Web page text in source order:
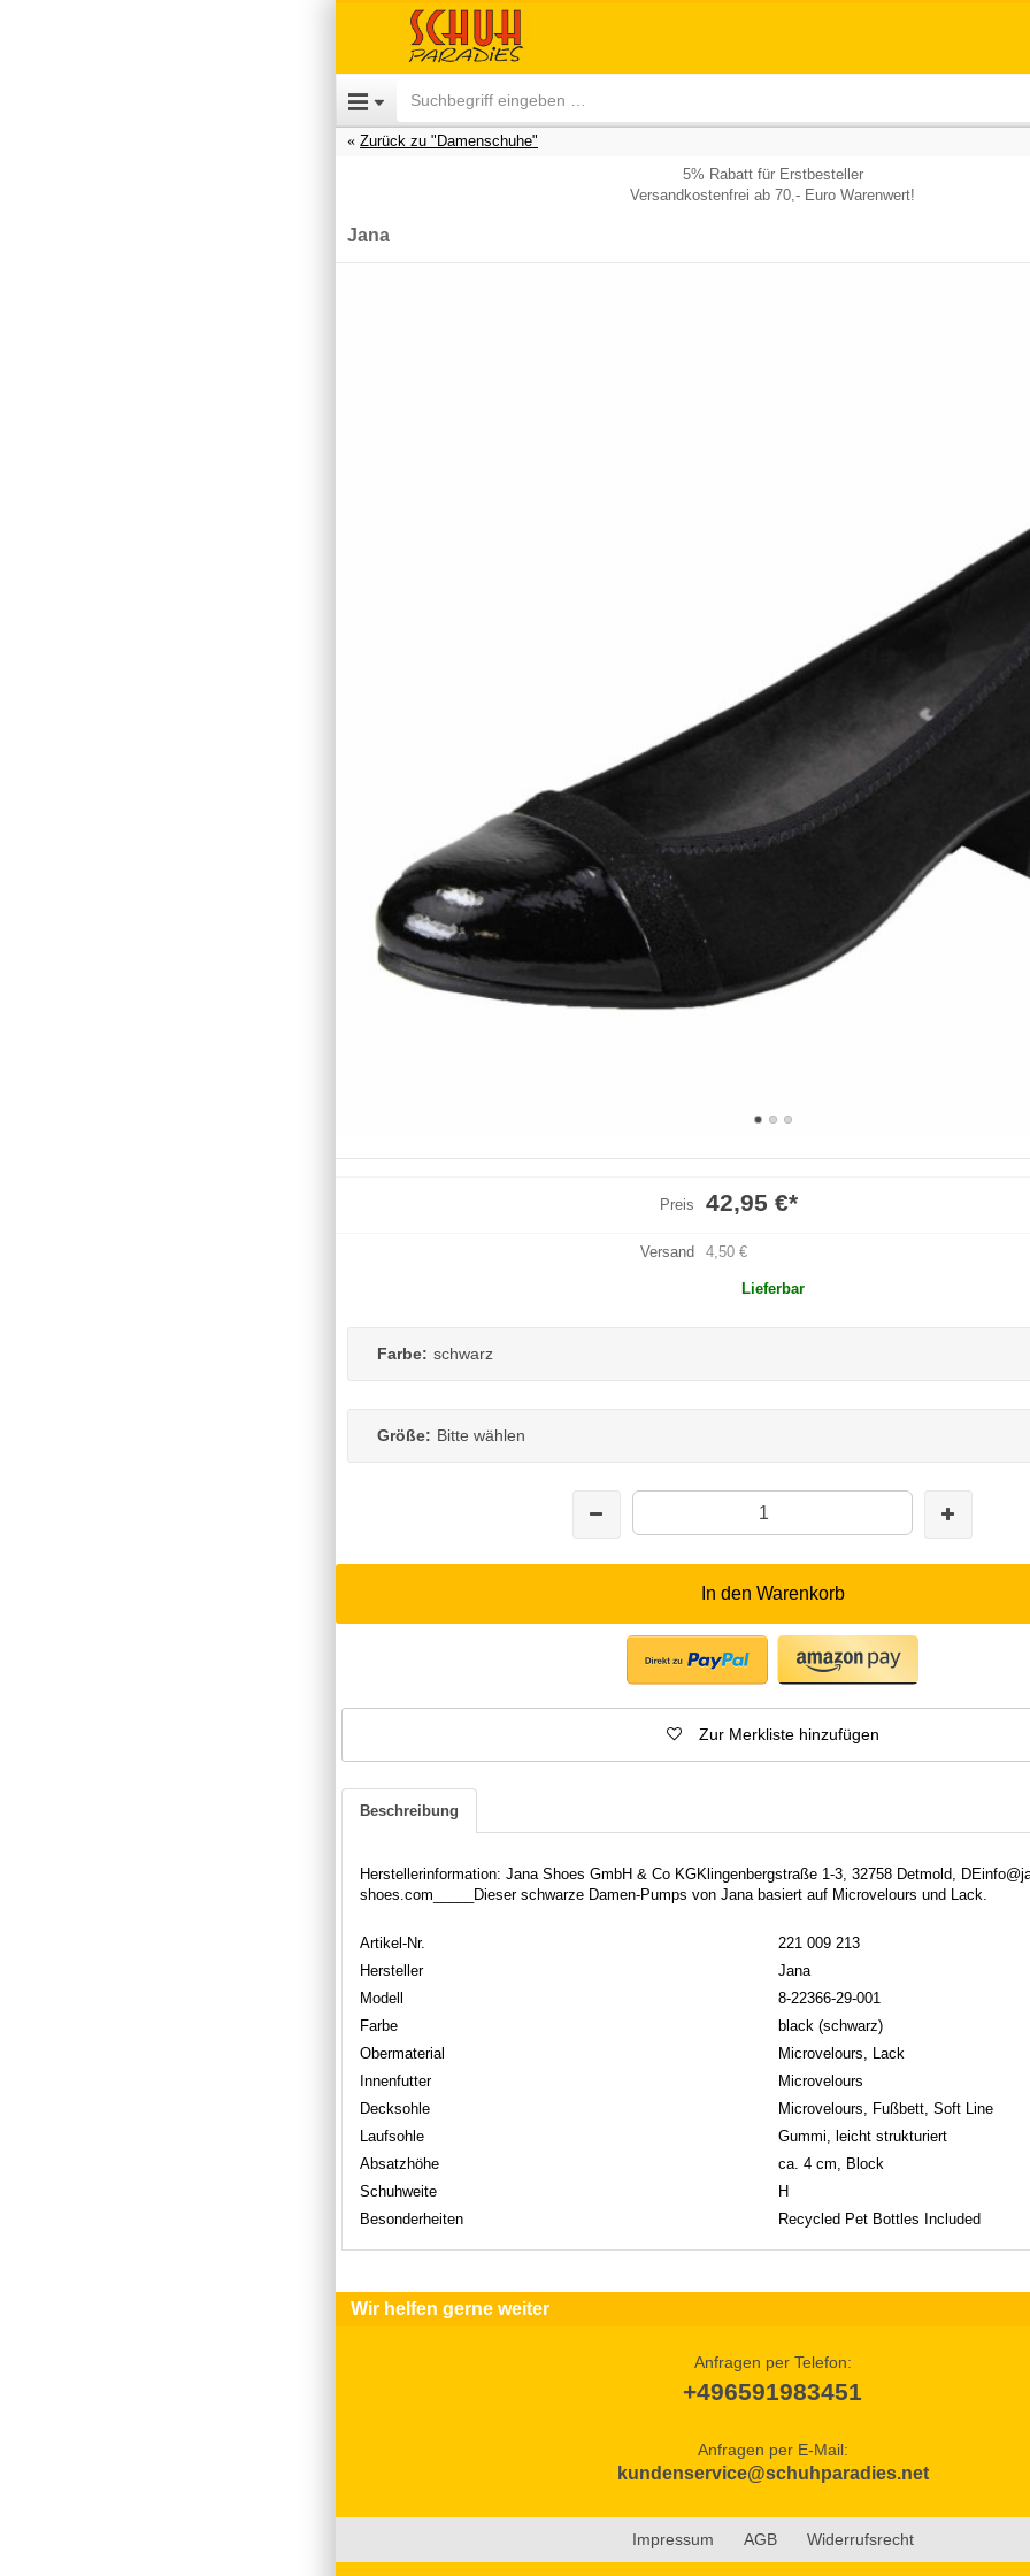
Zurück zu "Damenschuhe"
5% Rabatt für Erstbesteller
Versandkostenfrei ab 70,- Euro Warenwert!
Jana
Preis 42,95 €*
Versand 4,50 €
Lieferbar
Farbe: schwarz
Größe: Bitte wählen
In den Warenkorb
Zur Merkliste hinzufügen
Beschreibung
Herstellerinformation: Jana Shoes GmbH & Co KGKlingenbergstraße 1-3, 32758 Detmold,
shoes.com_____Dieser schwarze Damen-Pumps von Jana basiert auf Microvelours und Lack.
Artikel-Nr.
221 009 213
Hersteller
Jana
Modell
8-22366-29-001
Farbe
black (schwarz)
Obermaterial
Microvelours, Lack
Innenfutter
Microvelours
Decksohle
Microvelours, Fußbett, Soft Line
Laufsohle
Gummi, leicht strukturiert
Absatzhöhe
ca. 4 cm, Block
Schuhweite
H
Besonderheiten
Recycled Pet Bottles Included
Wir helfen gerne weiter
Anfragen per Telefon:
+496591983451
Anfragen per E-Mail:
kundenservice@schuhparadies.net
Impressum AGB Widerrufsrecht